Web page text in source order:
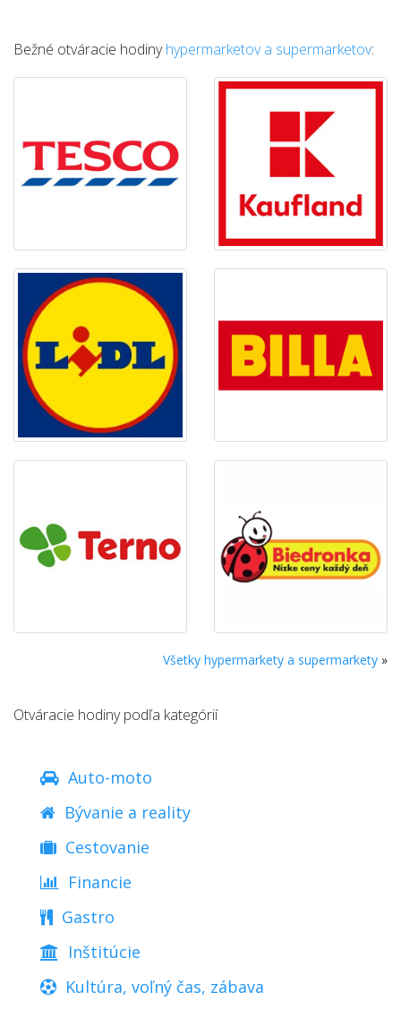
Bežné otváracie hodinyhypermarketov a supermarketov:
Všetky hypermarkety a supermarkety »
Otváracie hodiny podľa kategórií
Auto-moto
Bývanie a reality
Cestovanie
Financie
Gastro
Inštitúcie
Kultúra, voľný čas, zábava